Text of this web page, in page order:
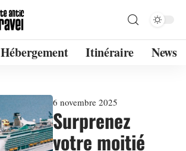
Hébergement Itinéraire News
6 novembre 2025
Surprenez
votre moitié